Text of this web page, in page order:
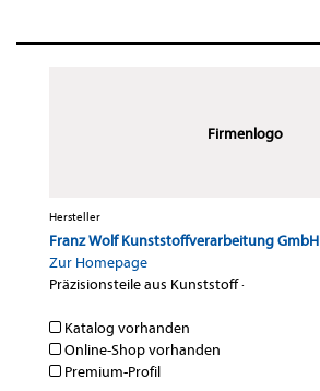
Firmenlogo
Hersteller
Franz Wolf Kunststoffverarbeitung GmbH
Zur Homepage
Präzisionsteile aus Kunststoff·
Katalog vorhanden
Online-Shop vorhanden
Premium-Profil